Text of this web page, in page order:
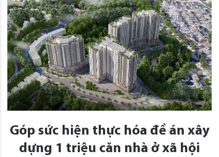
Góp sức hiện thực hóa đề án xây
dựng 1 triệu căn nhà ở xã hội